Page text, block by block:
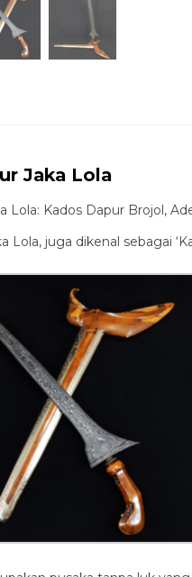
Jaka Lola
Lola: Kados Dapur Brojol,
Lola, juga dikenal sebagai